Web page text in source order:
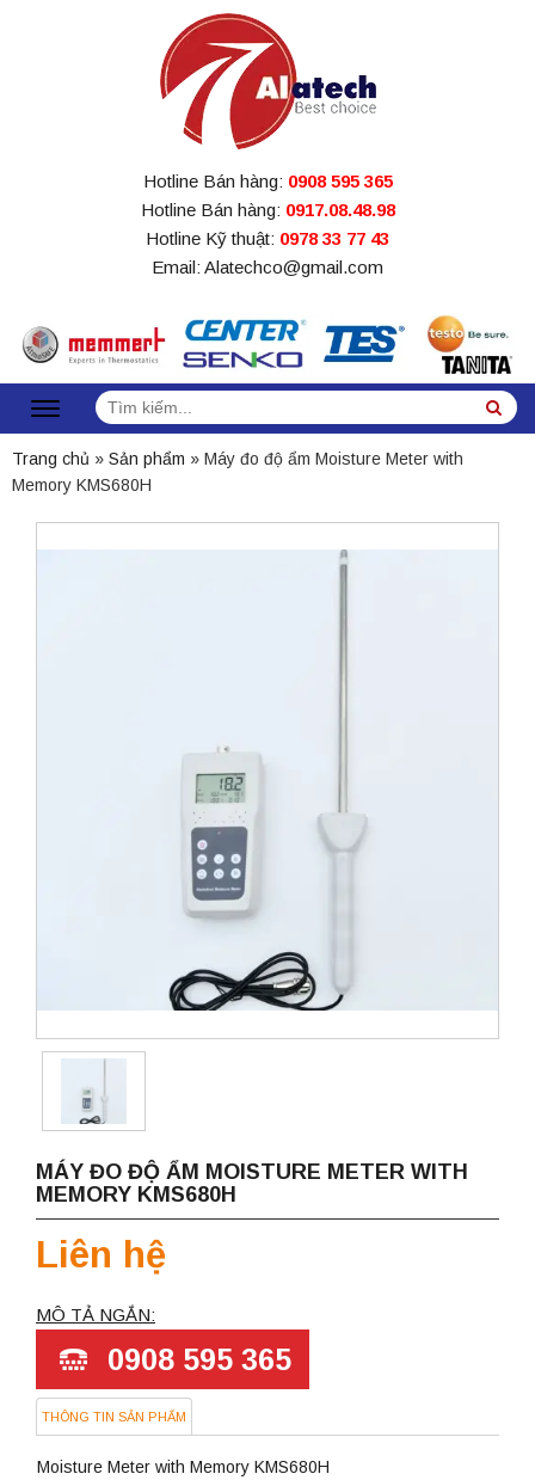
Hotline Bán hàng: 0908 595 365
Hotline Bán hàng: 0917.08.48.98
Hotline Kỹ thuật: 0978 33 77 43
Email: Alatechco@gmail.com
Tìm
kiếm:
Trang chủ » Sản phẩm » Máy đo độ ẩm Moisture Meter with
Memory KMS680H
MÁY ĐO ĐỘ ẨM MOISTURE METER WITH
MEMORY KMS680H
Liên hệ
MÔ TẢ NGẮN:
0908 595 365
THÔNG TIN SẢN PHẨM
Moisture Meter with Memory KMS680H